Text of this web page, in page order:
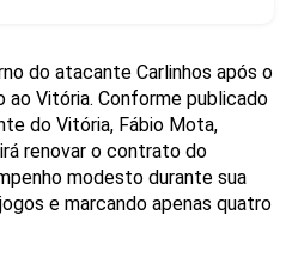
do atacante Carlinhos após o
Vitória. Conforme publicado
do Vitória, Fábio Mota,
renovar o contrato do
modesto durante sua
e marcando apenas quatro